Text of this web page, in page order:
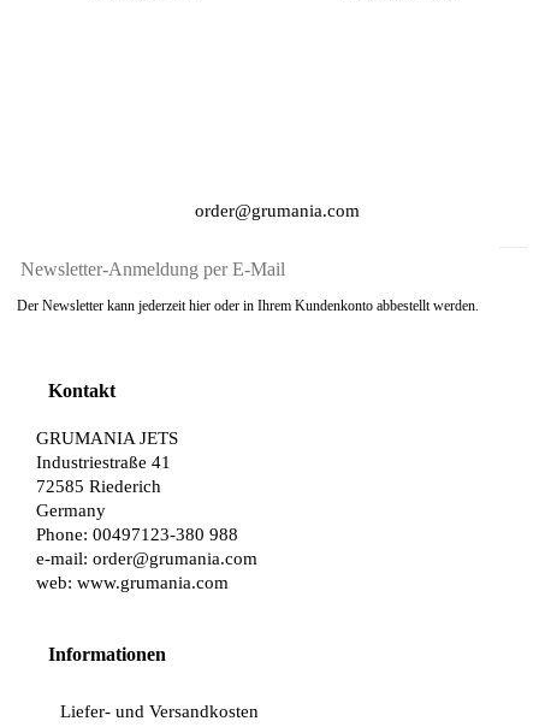
order@grumania.com
Der Newsletter kann jederzeit hier oder in Ihrem Kundenkonto abbestellt werden.
Kontakt
GRUMANIA JETS
Industriestraße 41
72585 Riederich
Germany
Phone: 00497123-380 988
e-mail: order@grumania.com
web: www.grumania.com
Informationen
Liefer- und Versandkosten